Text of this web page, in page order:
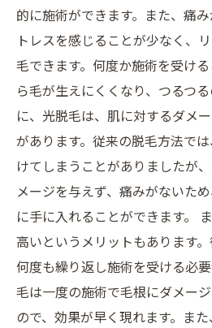
的に施術ができます。また、痛
トレスを感じることが少なく、
毛できます。何度か施術を受け
ら毛が生えにくくなり、つるつ
に、光脱毛は、肌に対するダメ
があります。従来の脱毛方法で
けてしまうことがありましたが
メージを与えず、痛みがないた
に手に入れることができます。
高いというメリットもあります。
何度も繰り返し施術を受ける必
毛は一度の施術で毛根にダメー
ので、効果が早く現れます。ま